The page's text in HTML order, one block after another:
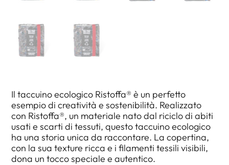
Il taccuino ecologico Ristoffa® è un perfetto
esempio di creatività e sostenibilità. Realizzato
con Ristoffa®, un materiale nato dal riciclo di abiti
usati e scarti di tessuti, questo taccuino ecologico
ha una storia unica da raccontare. La copertina,
con la sua texture ricca e i filamenti tessili visibili,
dona un tocco speciale e autentico.